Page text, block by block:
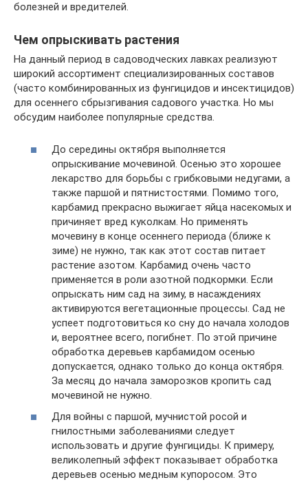
болезней и вредителей.
Чем опрыскивать растения
На данный период в садоводческих лавках реализуют
широкий ассортимент специализированных составов
(часто комбинированных из фунгицидов и инсектицидов)
для осеннего сбрызгивания садового участка. Но мы
обсудим наиболее популярные средства.
До середины октября выполняется
опрыскивание мочевиной. Осенью это хорошее
лекарство для борьбы с грибковыми недугами, а
также паршой и пятнистостями. Помимо того,
карбамид прекрасно выжигает яйца насекомых и
причиняет вред куколкам. Но применять
мочевину в конце осеннего периода (ближе к
зиме) не нужно, так как этот состав питает
растение азотом. Карбамид очень часто
применяется в роли азотной подкормки. Если
опрыскать ним сад на зиму, в насаждениях
активируются вегетационные процессы. Сад не
успеет подготовиться ко сну до начала холодов
и, вероятнее всего, погибнет. По этой причине
обработка деревьев карбамидом осенью
допускается, однако только до конца октября.
За месяц до начала заморозков кропить сад
мочевиной не нужно.
Для войны с паршой, мучнистой росой и
гнилостными заболеваниями следует
использовать и другие фунгициды. К примеру,
великолепный эффект показывает обработка
деревьев осенью медным купоросом. Это